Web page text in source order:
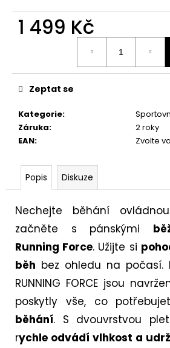
1 499 Kč
Kategorie:
Záruka:
2 roky
EAN: Zvolte
Zeptat se
Popis Diskuze
Nechejte běhání
začněte s pánskými
Running Force. Užijte si
běh bez ohledu na počasí.
RUNNING FORCE jsou
poskytly vše, co
běhání. S dvouvrstvou
rychle odvádí vlhkost a
Kč